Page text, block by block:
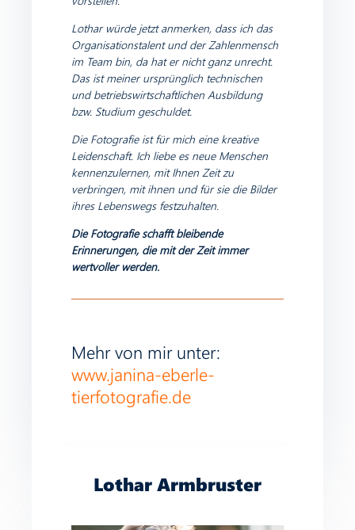
Lothar würde jetzt anmerken, dass ich das
Organisationstalent und der Zahlenmensch
im Team bin, da hat er nicht ganz unrecht.
Das ist meiner ursprünglich technischen
und betriebswirtschaftlichen Ausbildung
bzw. Studium geschuldet.
Die Fotografie ist für mich eine kreative
Leidenschaft. Ich liebe es neue Menschen
kennenzulernen, mit Ihnen Zeit zu
verbringen, mit ihnen und für sie die Bilder
ihres Lebenswegs festzuhalten.
Die Fotografie schafft bleibende
Erinnerungen, die mit der Zeit immer
wertvoller werden.
Mehr von mir unter:
www.janina-eberle-
tierfotografie.de
Lothar Armbruster